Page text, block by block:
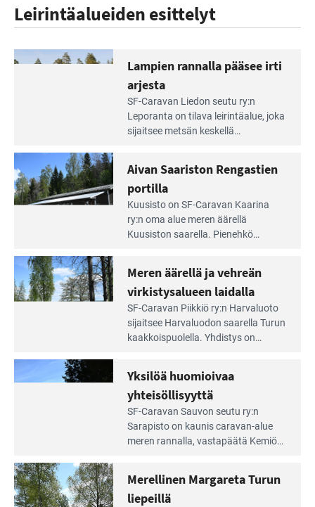
Leirintäalueiden esittelyt
rannalla
pääsee
irti
arjesta
Lampien rannalla pääsee irti
arjesta
SF-Caravan Liedon seutu ry:n
Leporanta on tilava leirintäalue, joka
sijaitsee metsän kes­kellä
tarjoaa ympäris­töineen kauniit
maisemat ja loistavat virkistäytymis­
mahdollisuudet.
Lue
Saariston
Rengastien
portilla
Aivan Saariston Rengastien
portilla
Kuusisto on SF-Caravan Kaarina
ry:n oma alue meren äärellä
Kuusiston saarella. Pie­nehkö
äärellä
ja
Meren äärellä ja vehreän
virkistysalueen laidalla
SF-Caravan Piikkiö ry:n Harvaluoto
sijait­see Harvaluodon saarella Turun
kaakkois­puolella. Yhdistys on
virkistysalueesta.
huomioivaa
yhteisöllisyyttä
Yksilöä huomioivaa
yhteisöllisyyttä
SF-Caravan Sauvon seutu ry:n
Sarapisto on kaunis caravan-alue
meren rannalla, vasta­päätä Kemiön
kymmenen paikkaa ilman sähköä.
Merellinen Margareta Turun
liepeillä